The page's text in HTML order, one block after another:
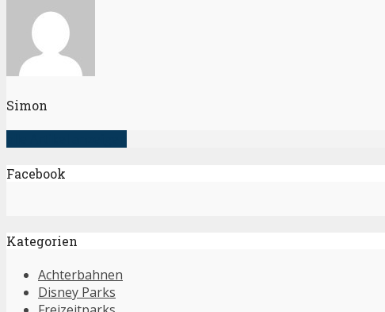
Simon
Facebook
Kategorien
Achterbahnen
Disney Parks